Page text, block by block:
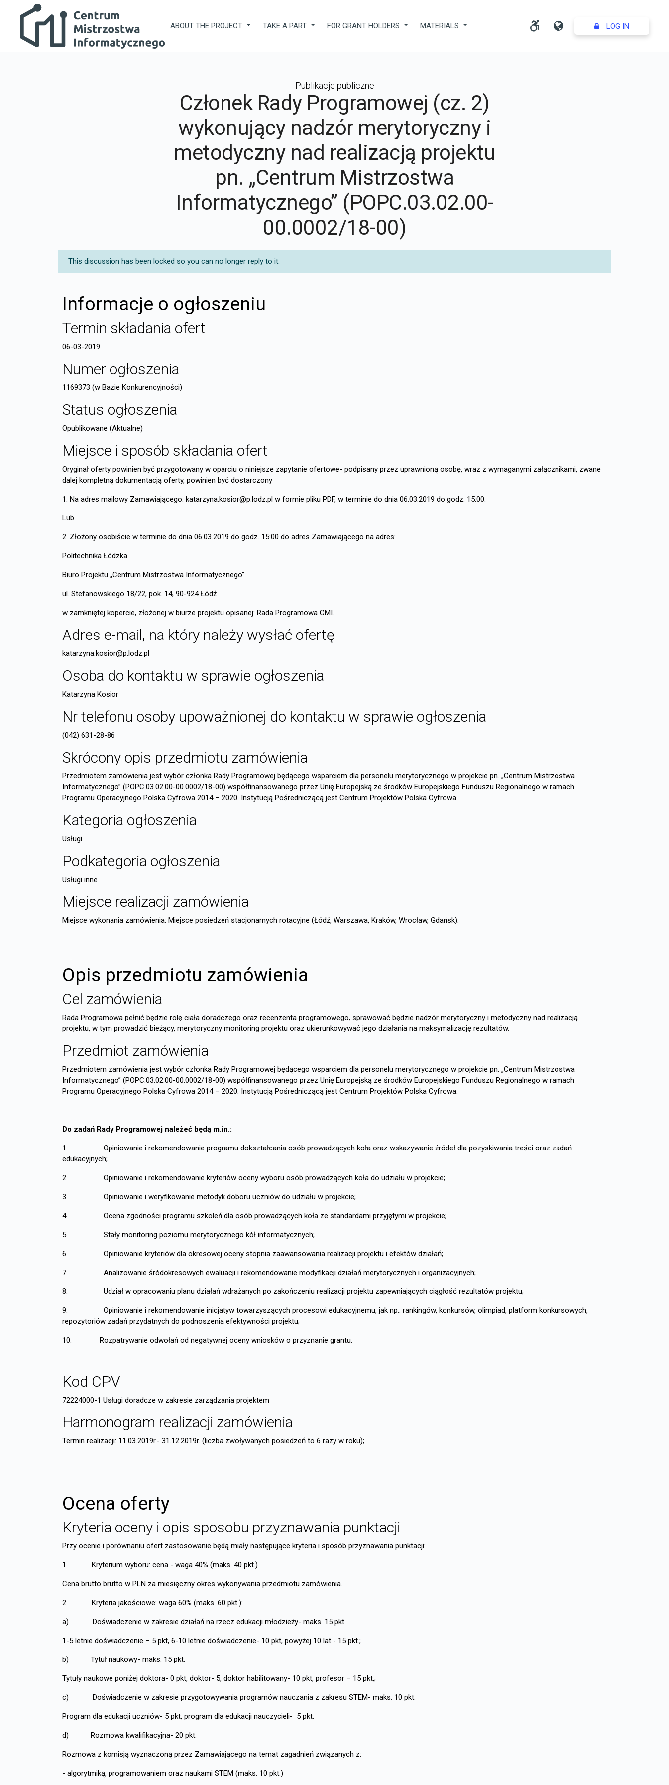
Skip to main content
Centrum Mistrzostwa Informatycznego
ABOUT THE PROJECT
TAKE A PART FOR GRANT HOLDERS MATERIALS Adjust accessibility
Language LOG IN
Publikacje publiczne
Członek Rady Programowej (cz. 2)
wykonujący nadzór merytoryczny i
metodyczny nad realizacją projektu
pn. „Centrum Mistrzostwa
Informatycznego” (POPC.03.02.00-
00.0002/18-00)
This discussion has been locked so you can no longer reply to it.
Informacje o ogłoszeniu
Termin składania ofert
06-03-2019
Numer ogłoszenia
1169373 (w Bazie Konkurencyjności)
Status ogłoszenia
Opublikowane (Aktualne)
Miejsce i sposób składania ofert
Oryginał oferty powinien być przygotowany w oparciu o niniejsze zapytanie ofertowe- podpisany przez uprawnioną osobę, wraz z wymaganymi załącznikami, zwane
dalej kompletną dokumentacją oferty, powinien być dostarczony
1. Na adres mailowy Zamawiającego: katarzyna.kosior@p.lodz.pl w formie pliku PDF, w terminie do dnia 06.03.2019 do godz. 15:00.
Lub
2. Złożony osobiście w terminie do dnia 06.03.2019 do godz. 15:00 do adres Zamawiającego na adres:
Politechnika Łódzka
Biuro Projektu „Centrum Mistrzostwa Informatycznego”
ul. Stefanowskiego 18/22, pok. 14, 90-924 Łódź
w zamkniętej kopercie, złożonej w biurze projektu opisanej: Rada Programowa CMI.
Adres e-mail, na który należy wysłać ofertę
katarzyna.kosior@p.lodz.pl
Osoba do kontaktu w sprawie ogłoszenia
Katarzyna Kosior
Nr telefonu osoby upoważnionej do kontaktu w sprawie ogłoszenia
(042) 631-28-86
Skrócony opis przedmiotu zamówienia
Przedmiotem zamówienia jest wybór członka Rady Programowej będącego wsparciem dla personelu merytorycznego w projekcie pn. „Centrum Mistrzostwa
Informatycznego” (POPC.03.02.00-00.0002/18-00) współfinansowanego przez Unię Europejską ze środków Europejskiego Funduszu Regionalnego w ramach
Programu Operacyjnego Polska Cyfrowa 2014 – 2020. Instytucją Pośredniczącą jest Centrum Projektów Polska Cyfrowa.
Kategoria ogłoszenia
Usługi
Podkategoria ogłoszenia
Usługi inne
Miejsce realizacji zamówienia
Miejsce wykonania zamówienia: Miejsce posiedzeń stacjonarnych rotacyjne (Łódź, Warszawa, Kraków, Wrocław, Gdańsk).
Opis przedmiotu zamówienia
Cel zamówienia
Rada Programowa pełnić będzie rolę ciała doradczego oraz recenzenta programowego, sprawować będzie nadzór merytoryczny i metodyczny nad realizacją
projektu, w tym prowadzić bieżący, merytoryczny monitoring projektu oraz ukierunkowywać jego działania na maksymalizację rezultatów.
Przedmiot zamówienia
Przedmiotem zamówienia jest wybór członka Rady Programowej będącego wsparciem dla personelu merytorycznego w projekcie pn. „Centrum Mistrzostwa
Informatycznego” (POPC.03.02.00-00.0002/18-00) współfinansowanego przez Unię Europejską ze środków Europejskiego Funduszu Regionalnego w ramach
Programu Operacyjnego Polska Cyfrowa 2014 – 2020. Instytucją Pośredniczącą jest Centrum Projektów Polska Cyfrowa.
Do zadań Rady Programowej należeć będą m.in.:
1. Opiniowanie i rekomendowanie programu dokształcania osób prowadzących koła oraz wskazywanie źródeł dla pozyskiwania treści oraz zadań
edukacyjnych;
2. Opiniowanie i rekomendowanie kryteriów oceny wyboru osób prowadzących koła do udziału w projekcie;
3. Opiniowanie i weryfikowanie metodyk doboru uczniów do udziału w projekcie;
4. Ocena zgodności programu szkoleń dla osób prowadzących koła ze standardami przyjętymi w projekcie;
5. Stały monitoring poziomu merytorycznego kół informatycznych;
6. Opiniowanie kryteriów dla okresowej oceny stopnia zaawansowania realizacji projektu i efektów działań;
7. Analizowanie śródokresowych ewaluacji i rekomendowanie modyfikacji działań merytorycznych i organizacyjnych;
8. Udział w opracowaniu planu działań wdrażanych po zakończeniu realizacji projektu zapewniających ciągłość rezultatów projektu;
9. Opiniowanie i rekomendowanie inicjatyw towarzyszących procesowi edukacyjnemu, jak np.: rankingów, konkursów, olimpiad, platform konkursowych,
repozytoriów zadań przydatnych do podnoszenia efektywności projektu;
10. Rozpatrywanie odwołań od negatywnej oceny wniosków o przyznanie grantu.
Kod CPV
72224000-1 Usługi doradcze w zakresie zarządzania projektem
Harmonogram realizacji zamówienia
Termin realizacji: 11.03.2019r.- 31.12.2019r. (liczba zwoływanych posiedzeń to 6 razy w roku);
Ocena oferty
Kryteria oceny i opis sposobu przyznawania punktacji
Przy ocenie i porównaniu ofert zastosowanie będą miały następujące kryteria i sposób przyznawania punktacji:
1. Kryterium wyboru: cena - waga 40% (maks. 40 pkt.)
Cena brutto brutto w PLN za miesięczny okres wykonywania przedmiotu zamówienia.
2. Kryteria jakościowe: waga 60% (maks. 60 pkt.):
a) Doświadczenie w zakresie działań na rzecz edukacji młodzieży- maks. 15 pkt.
1-5 letnie doświadczenie – 5 pkt, 6-10 letnie doświadczenie- 10 pkt, powyżej 10 lat - 15 pkt.;
b) Tytuł naukowy- maks. 15 pkt.
Tytuły naukowe poniżej doktora- 0 pkt, doktor- 5, doktor habilitowany- 10 pkt, profesor – 15 pkt,;
c) Doświadczenie w zakresie przygotowywania programów nauczania z zakresu STEM- maks. 10 pkt.
Program dla edukacji uczniów- 5 pkt, program dla edukacji nauczycieli- 5 pkt.
d) Rozmowa kwalifikacyjna- 20 pkt.
Rozmowa z komisją wyznaczoną przez Zamawiającego na temat zagadnień związanych z:
- algorytmiką, programowaniem oraz naukami STEM (maks. 10 pkt.)